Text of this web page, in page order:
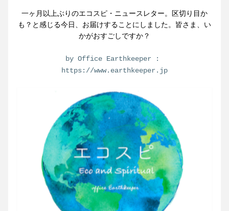
一ヶ月以上ぶりのエコスピ・ニュースレター。区切り目か
も？と感じる今日、お届けすることにしました。皆さま、い
かがおすごしですか？
by Office Earthkeeper :
https://www.earthkeeper.jp